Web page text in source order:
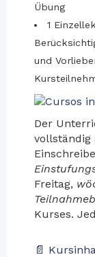
Übung
1
und
Der
vollständig
Freitag,
Kurses.
📄